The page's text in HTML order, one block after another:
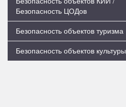
Безопасность ЦОДов
Безопасность объектов туризма
Безопасность объектов культуры